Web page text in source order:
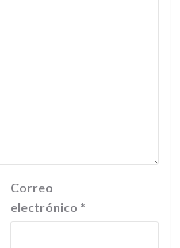
Correo
electrónico *